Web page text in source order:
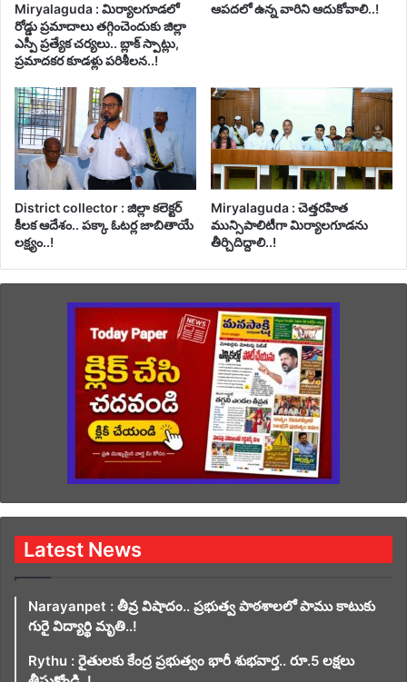
Miryalaguda : మిర్యాలగూడలో
రోడ్డు ప్రమాదాలు తగ్గించెందుకు జిల్లా
ఎస్పీ ప్రత్యేక చర్యలు.. బ్లాక్ స్పాట్లు,
ప్రమాదకర కూడళ్లు పరిశీలన..!
ఆపదలో ఉన్న వారిని ఆదుకోవాలి..!
District collector : జిల్లా కలెక్టర్
కీలక ఆదేశం.. పక్కా ఓటర్ల జాబితాయే
లక్ష్యం..!
Miryalaguda : చెత్తరహిత
మున్సిపాలిటీగా మిర్యాలగూడను
తీర్చిదిద్దాలి..!
Latest News
Narayanpet : తీవ్ర విషాదం.. ప్రభుత్వ పాఠశాలలో పాము కాటుకు
గురై విద్యార్థి మృతి..!
Rythu : రైతులకు కేంద్ర ప్రభుత్వం భారీ శుభవార్త.. రూ.5 లక్షలు